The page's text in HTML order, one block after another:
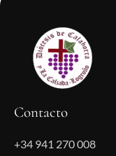
Contacto
+34 941 270 008